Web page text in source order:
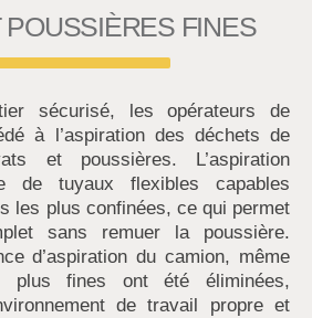
FINES
sécurisé, les opérateurs de
à l’aspiration des déchets de
et poussières. L’aspiration
de tuyaux flexibles capables
les plus confinées, ce qui permet
sans remuer la poussière.
d’aspiration du camion, même
plus fines ont été éliminées,
de travail propre et